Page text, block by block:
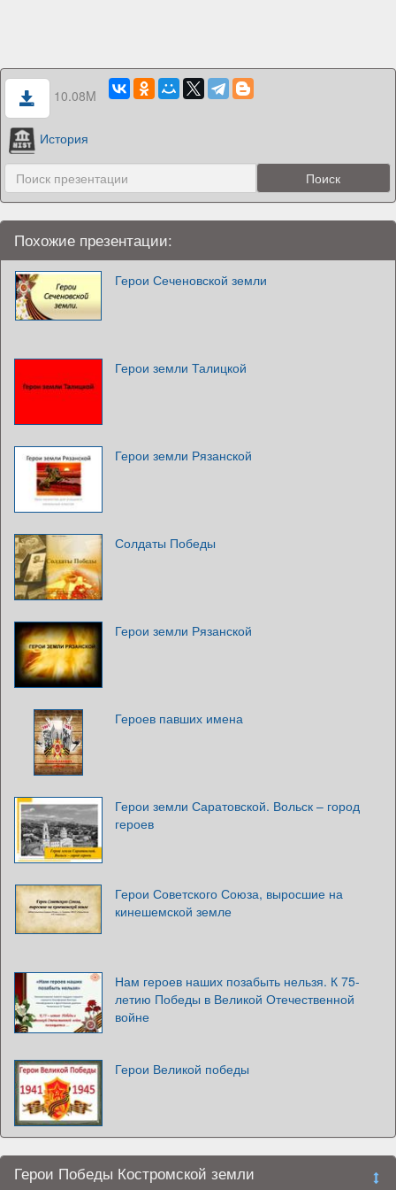
10.08M
История
Похожие презентации:
Герои Сеченовской земли
Герои земли Талицкой
Герои земли Рязанской
Солдаты Победы
Герои земли Рязанской
Героев павших имена
Герои земли Саратовской. Вольск – город
героев
Герои Советского Союза, выросшие на
кинешемской земле
Нам героев наших позабыть нельзя. К 75-
летию Победы в Великой Отечественной
войне
Герои Великой победы
Герои Победы Костромской земли